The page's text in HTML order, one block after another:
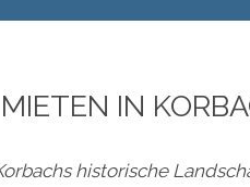
IN
historische